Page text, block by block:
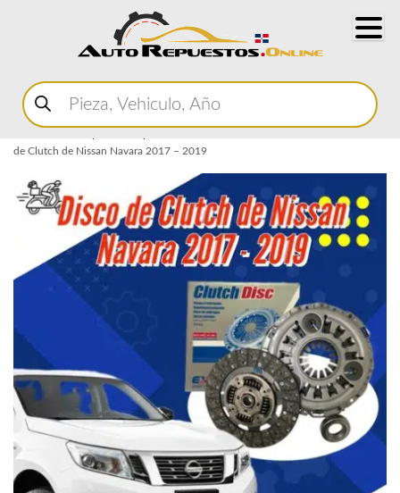
Buscar
productos
de Clutch de Nissan Navara 2017 – 2019